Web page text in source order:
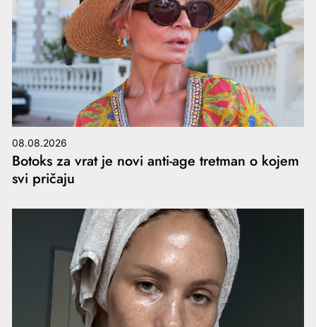
08.08.2026
Botoks za vrat je novi anti-age tretman o kojem
svi pričaju